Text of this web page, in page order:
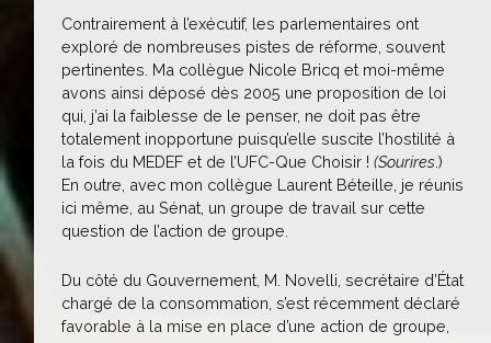
Contrairement à l’exécutif, les parlementaires ont
exploré de nombreuses pistes de réforme, souvent
pertinentes. Ma collègue Nicole Bricq et moi-même
avons ainsi déposé dès 2005 une proposition de loi
qui, j’ai la faiblesse de le penser, ne doit pas être
totalement inopportune puisqu’elle suscite l’hostilité à
la fois du MEDEF et de l’UFC-Que Choisir ! (Sourires.)
En outre, avec mon collègue Laurent Béteille, je réunis
ici même, au Sénat, un groupe de travail sur cette
question de l’action de groupe.
Du côté du Gouvernement, M. Novelli, secrétaire d’État
chargé de la consommation, s’est récemment déclaré
favorable à la mise en place d’une action de groupe,